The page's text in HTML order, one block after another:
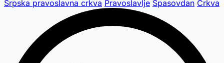
Srpska pravoslavna crkva Pravoslavlje Spasovdan Crkva